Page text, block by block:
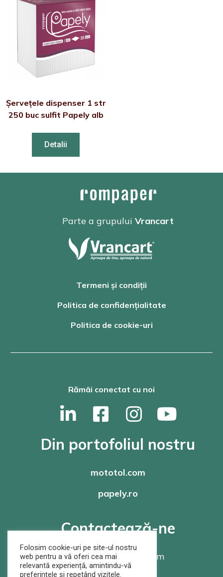
Șervețele dispenser 1 str
250 buc sulfit Papely alb
Detalii
Parte a grupului Vrancart
Termeni și condiții
Politica de confidențialitate
Politica de cookie-uri
Rămâi conectat cu noi
Din portofoliul nostru
mototol.com
papely.ro
Contactează-ne
office@rompaper.com
Folosim cookie-uri pe site-ul nostru
web pentru a vă oferi cea mai
relevantă experiență, amintindu-vă
preferințele și repetând vizitele.